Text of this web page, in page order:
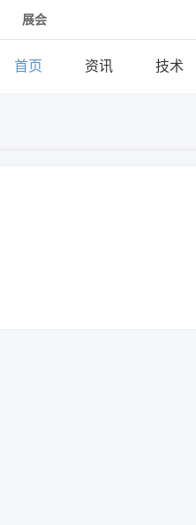
展会
首页 资讯 技术